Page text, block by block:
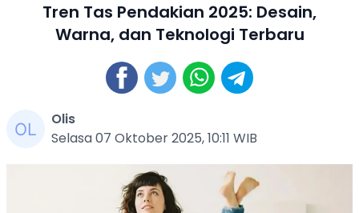
Tren Tas Pendakian 2025: Desain,
Warna, dan Teknologi Terbaru
Olis
Selasa 07 Oktober 2025, 10:11 WIB